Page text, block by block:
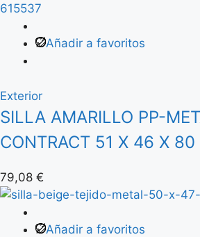
Añadir a favoritos
Exterior
SILLA AMARILLO PP-
CONTRACT 51 X 46 X 80
79,08 €
Añadir a favoritos